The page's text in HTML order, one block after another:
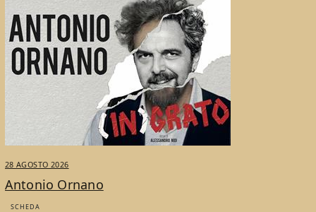
28 AGOSTO 2026
Antonio Ornano
SCHEDA